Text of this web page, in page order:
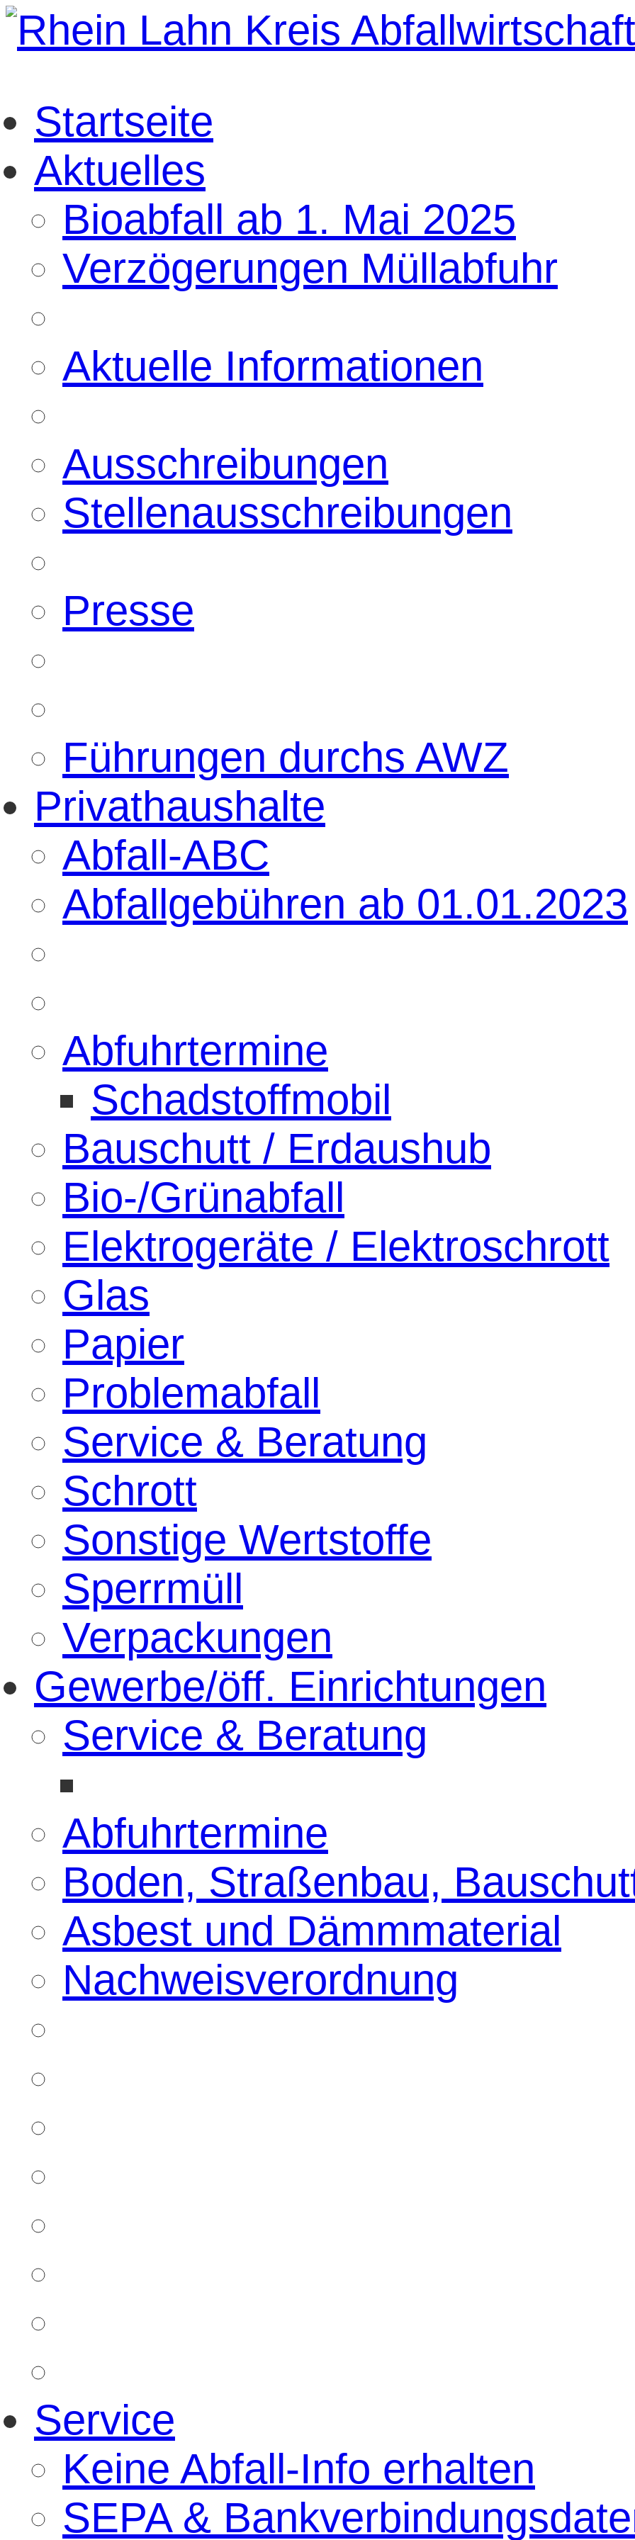
Startseite
Aktuelles
Bioabfall ab 1. Mai 2025
Verzögerungen Müllabfuhr
Aktuelle Informationen
Ausschreibungen
Stellenausschreibungen
Presse
Führungen durchs AWZ
Privathaushalte
Abfall-ABC
Abfallgebühren ab 01.01.2023
Abfuhrtermine
Schadstoffmobil
Bauschutt / Erdaushub
Bio-/Grünabfall
Elektrogeräte / Elektroschrott
Glas
Papier
Problemabfall
Service & Beratung
Schrott
Sonstige Wertstoffe
Sperrmüll
Verpackungen
Gewerbe/öff. Einrichtungen
Service & Beratung
Abfuhrtermine
Boden, Straßenbau,
Asbest und Dämmmaterial
Nachweisverordnung
Service
Keine Abfall-Info erhalten
SEPA &